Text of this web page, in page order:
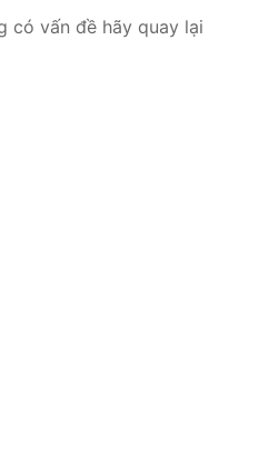
có vấn đề hãy quay lại